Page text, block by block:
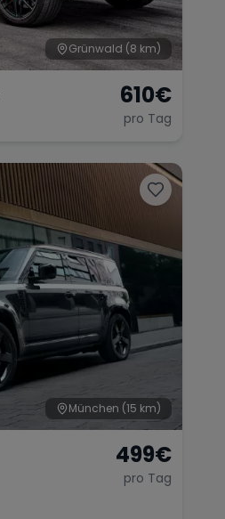
Grünwald (8 km)
610€
pro Tag
München (15 km)
499€
pro Tag